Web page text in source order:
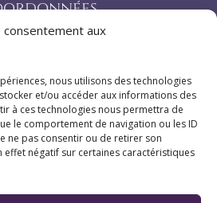
consentement aux
nous utilisons des technologies
et/ou accéder aux informations des
à ces technologies nous permettra de
le comportement de navigation ou les ID
ne pas consentir ou de retirer son
effet négatif sur certaines caractéristiques
20 79 47
Atlantiques 64)
Chrystellys